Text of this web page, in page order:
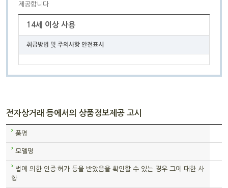
제공합니다
14세 이상 사용
취급방법 및 주의사항 안전표시
전자상거래 등에서의 상품정보제공 고시
품명
모델명
법에 의한 인증·허가 등을 받았음을 확인할 수 있는 경우 그에 대한 사
항